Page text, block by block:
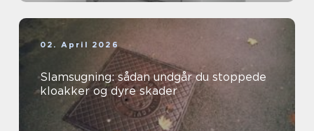
02. April 2026
Slamsugning: sådan undgår du stoppede
kloakker og dyre skader